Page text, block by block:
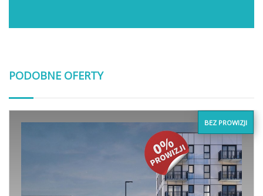
PODOBNE OFERTY
BEZ PROWIZJI